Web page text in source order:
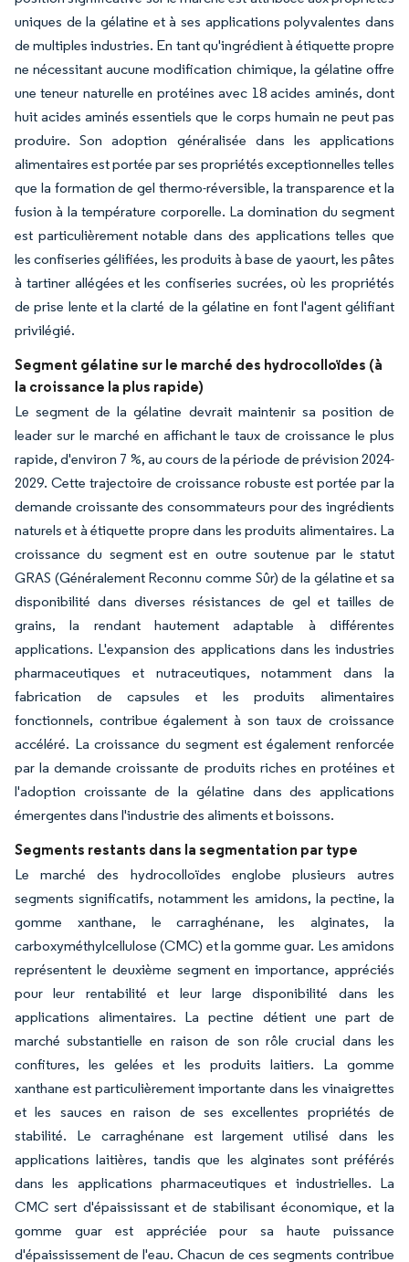
uniques de la gélatine et à ses applications polyvalentes dans
de multiples industries. En tant qu'ingrédient à étiquette propre
ne nécessitant aucune modification chimique, la gélatine offre
une teneur naturelle en protéines avec 18 acides aminés, dont
huit acides aminés essentiels que le corps humain ne peut pas
produire. Son adoption généralisée dans les applications
alimentaires est portée par ses propriétés exceptionnelles telles
que la formation de gel thermo-réversible, la transparence et la
fusion à la température corporelle. La domination du segment
est particulièrement notable dans des applications telles que
les confiseries gélifiées, les produits à base de yaourt, les pâtes
à tartiner allégées et les confiseries sucrées, où les propriétés
de prise lente et la clarté de la gélatine en font l'agent gélifiant
privilégié.
Segment gélatine sur le marché des hydrocolloïdes (à
la croissance la plus rapide)
Le segment de la gélatine devrait maintenir sa position de
leader sur le marché en affichant le taux de croissance le plus
rapide, d'environ 7 %, au cours de la période de prévision 2024-
2029. Cette trajectoire de croissance robuste est portée par la
demande croissante des consommateurs pour des ingrédients
naturels et à étiquette propre dans les produits alimentaires. La
croissance du segment est en outre soutenue par le statut
GRAS (Généralement Reconnu comme Sûr) de la gélatine et sa
disponibilité dans diverses résistances de gel et tailles de
grains, la rendant hautement adaptable à différentes
applications. L'expansion des applications dans les industries
pharmaceutiques et nutraceutiques, notamment dans la
fabrication de capsules et les produits alimentaires
fonctionnels, contribue également à son taux de croissance
accéléré. La croissance du segment est également renforcée
par la demande croissante de produits riches en protéines et
l'adoption croissante de la gélatine dans des applications
émergentes dans l'industrie des aliments et boissons.
Segments restants dans la segmentation par type
Le marché des hydrocolloïdes englobe plusieurs autres
segments significatifs, notamment les amidons, la pectine, la
gomme xanthane, le carraghénane, les alginates, la
carboxyméthylcellulose (CMC) et la gomme guar. Les amidons
représentent le deuxième segment en importance, appréciés
pour leur rentabilité et leur large disponibilité dans les
applications alimentaires. La pectine détient une part de
marché substantielle en raison de son rôle crucial dans les
confitures, les gelées et les produits laitiers. La gomme
xanthane est particulièrement importante dans les vinaigrettes
et les sauces en raison de ses excellentes propriétés de
stabilité. Le carraghénane est largement utilisé dans les
applications laitières, tandis que les alginates sont préférés
dans les applications pharmaceutiques et industrielles. La
CMC sert d'épaississant et de stabilisant économique, et la
gomme guar est appréciée pour sa haute puissance
d'épaississement de l'eau. Chacun de ces segments contribue